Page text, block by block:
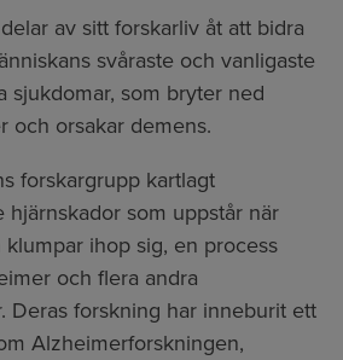
av sitt forskarliv åt att bidra
svåraste och vanligaste
sjukdomar, som bryter ned
och orsakar demens.
forskargrupp kartlagt
som uppstår när
ihop sig, en process
och flera andra
Deras forskning har inneburit ett
Alzheimerforskningen,